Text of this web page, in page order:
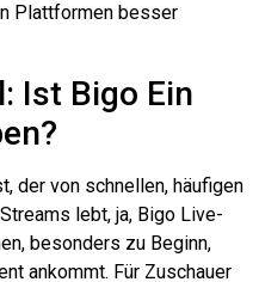
Plattformen besser
Ist Bigo Ein
der von schnellen, häufigen
lebt, ja, Bigo Live-
besonders zu Beginn,
ankommt. Für Zuschauer